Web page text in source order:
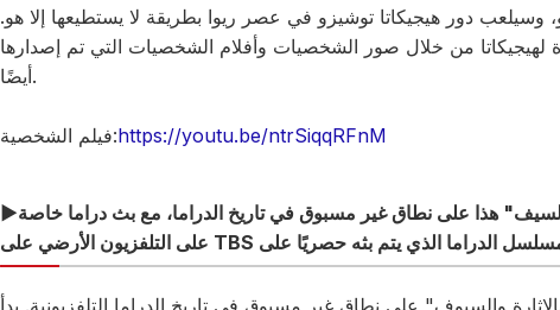
وسيلعب دور هيجيكاتا توشيزو في عصر ريوا بطريقة لا يستطيعها إلا هو.
من خلال صور الشخصيات وأفلام الشخصيات التي تم إصدارها
أيضًا.
فيلم الشخصية:https://youtu.be/ntrSiqqRFnM
▶سيتم تقديم "مسلسل الأكشن الترفيهي الياباني بالسيف" هذا على نطاق غير مسبوق في تاريخ الدراما، مع بث دراما خاصة
والسيوف" على نطاق غير مسبوق في تاريخ الدراما التلفزيونية. بدأ